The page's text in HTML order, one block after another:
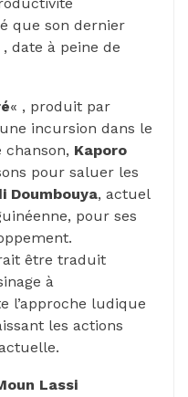
que son dernier
, date à peine de
« , produit par
incursion dans le
chanson, Kaporo
pour saluer les
Doumbouya, actuel
pour ses
être traduit
à
l’approche ludique
les actions
Lassi